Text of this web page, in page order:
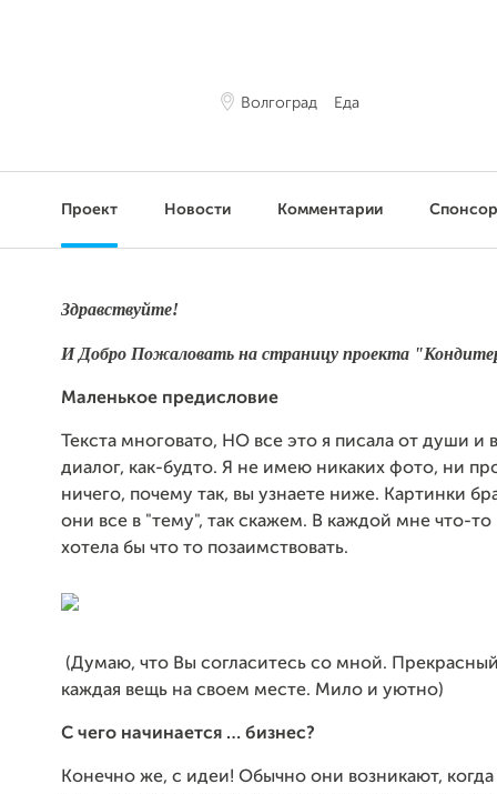
Волгоград Еда
Проект Новости Комментарии
Здравствуйте!
И Добро Пожаловать на страницу проекта
Маленькое предисловие
Текста многовато, НО все это я писала от души и
диалог, как-будто. Я не имею никаких фото, ни
ничего, почему так, вы узнаете ниже. Картинки
они все в "тему", так скажем. В каждой мне что-то
хотела бы что то позаимствовать.
(Думаю, что Вы согласитесь со мной.
каждая вещь на своем месте. Мило и уютно)
С чего начинается … бизнес?
Конечно же, с идеи! Обычно они возникают, когда